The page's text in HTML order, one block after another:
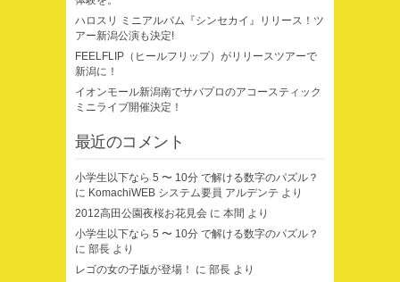
ハロスリ ミニアルバム『シンセカイ』リリース！ツ
アー新潟公演も決定!
FEELFLIP（ヒールフリップ）がリリースツアーで
新潟に！
イオンモール新潟南でサバプロのアコースティック
ミニライブ開催決定！
最近のコメント
小学生以下なら 5 〜 10分 で解ける数字のパズル？
に KomachiWEB システム要員 アルデンテ より
2012高田公園夜桜お花見会 に 本間 より
小学生以下なら 5 〜 10分 で解ける数字のパズル？
に 部長 より
レゴの女の子版が登場！
に 部長 より